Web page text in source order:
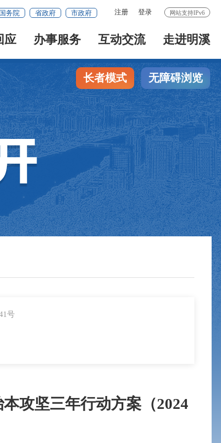
网站支持IPv6
注册 登录
务院 省政府 市政府
应 办事服务 互动交流 走进明溪
长者模式 无障碍浏览
号
攻坚三年行动方案（2024